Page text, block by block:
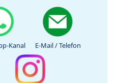
Kanal E-Mail / Telefon